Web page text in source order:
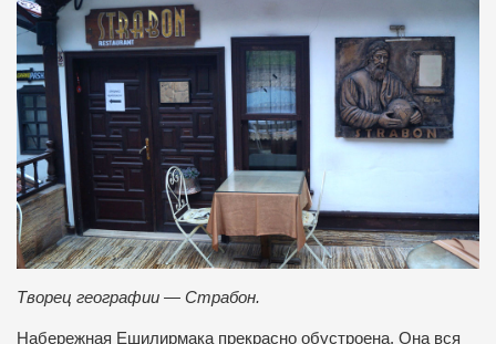
Творец географии — Страбон.
Набережная Ешилирмака прекрасно обустроена. Она вся